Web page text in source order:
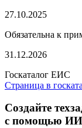
27.10.2025
Обязательна к
31.12.2026
Госкаталог ЕИС
Страница в
Создайте
с помощью ИИ